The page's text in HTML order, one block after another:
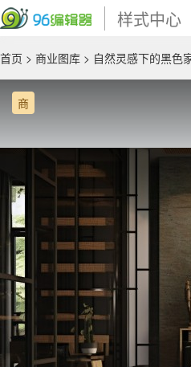
样式中心
首页 > 商业图库 > 自然灵感下的黑色
商